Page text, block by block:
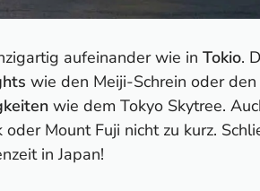
aufeinander wie in Tokio.
wie den Meiji-Schrein oder
wie dem Tokyo Skytree.
Mount Fuji nicht zu kurz.
in Japan!